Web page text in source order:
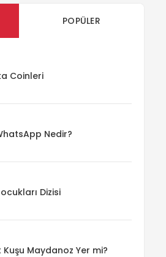
POPÜLER
Coinleri
Nedir?
Dizisi
Maydanoz Yer mi?